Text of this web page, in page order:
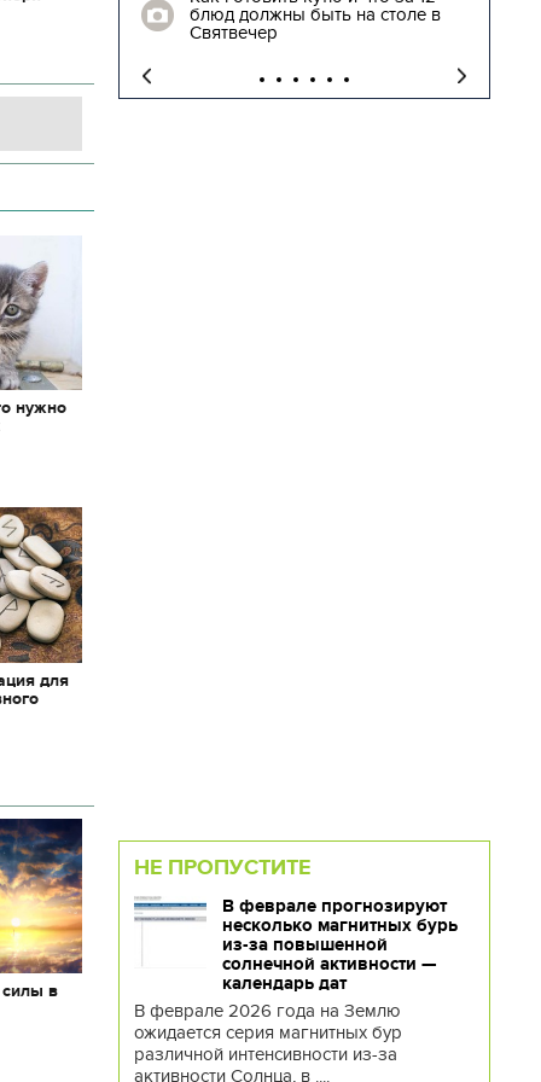
нужно
для
силы в
блюд должны быть на столе в
Святвечер
НЕ ПРОПУСТИТЕ
В феврале прогнозируют
несколько магнитных бурь
из-за повышенной
солнечной активности —
календарь дат
В феврале 2026 года на Землю
ожидается серия магнитных бур
различной интенсивности из-за
активности Солнца, в ....